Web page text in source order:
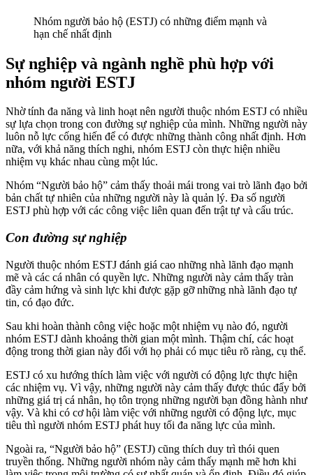
Nhóm người bảo hộ (ESTJ) có những điểm mạnh và
hạn chế nhất định
Sự nghiệp và ngành nghề phù hợp với
nhóm người ESTJ
Nhờ tính đa năng và linh hoạt nên người thuộc nhóm ESTJ có nhiều
sự lựa chọn trong con đường sự nghiệp của mình. Những người này
luôn nỗ lực cống hiến để có được những thành công nhất định. Hơn
nữa, với khả năng thích nghi, nhóm ESTJ còn thực hiện nhiều
nhiệm vụ khác nhau cùng một lúc.
Nhóm “Người bảo hộ” cảm thấy thoải mái trong vai trò lãnh đạo bởi
bản chất tự nhiên của những người này là quản lý. Đa số người
ESTJ phù hợp với các công việc liên quan đến trật tự và cấu trúc.
Con đường sự nghiệp
Người thuộc nhóm ESTJ đánh giá cao những nhà lãnh đạo mạnh
mẽ và các cá nhân có quyền lực. Những người này cảm thấy tràn
đầy cảm hứng và sinh lực khi được gặp gỡ những nhà lãnh đạo tự
tin, có đạo đức.
Sau khi hoàn thành công việc hoặc một nhiệm vụ nào đó, người
nhóm ESTJ dành khoảng thời gian một mình. Thậm chí, các hoạt
động trong thời gian này đối với họ phải có mục tiêu rõ ràng, cụ thể.
ESTJ có xu hướng thích làm việc với người có động lực thực hiện
các nhiệm vụ. Vì vậy, những người này cảm thấy được thúc đẩy bởi
những giá trị cá nhân, họ tôn trọng những người bạn đồng hành như
vậy. Và khi có cơ hội làm việc với những người có động lực, mục
tiêu thì người nhóm ESTJ phát huy tối đa năng lực của mình.
Ngoài ra, “Người bảo hộ” (ESTJ) cũng thích duy trì thói quen
truyền thống. Những người nhóm này cảm thấy mạnh mẽ hơn khi